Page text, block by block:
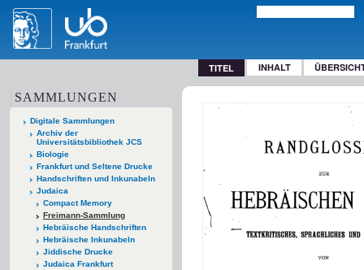
TITEL INHALT
SAMMLUNGEN
Digitale Sammlungen
Archiv der
Universitätsbibliothek JCS
Biologie
Frankfurt und Seltene Drucke
Handschriften und Inkunabeln
Judaica
Compact Memory
Freimann-Sammlung
Hebräische Handschriften
Hebräische Inkunabeln
Jiddische Drucke
Judaica Frankfurt